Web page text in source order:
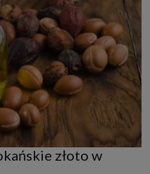
złoto w